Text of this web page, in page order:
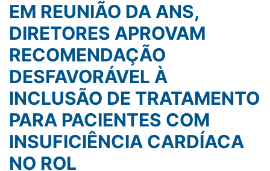
EM REUNIÃO DA ANS,
DIRETORES APROVAM
RECOMENDAÇÃO
DESFAVORÁVEL À
INCLUSÃO DE TRATAMENTO
PARA PACIENTES COM
INSUFICIÊNCIA CARDÍACA
NO ROL